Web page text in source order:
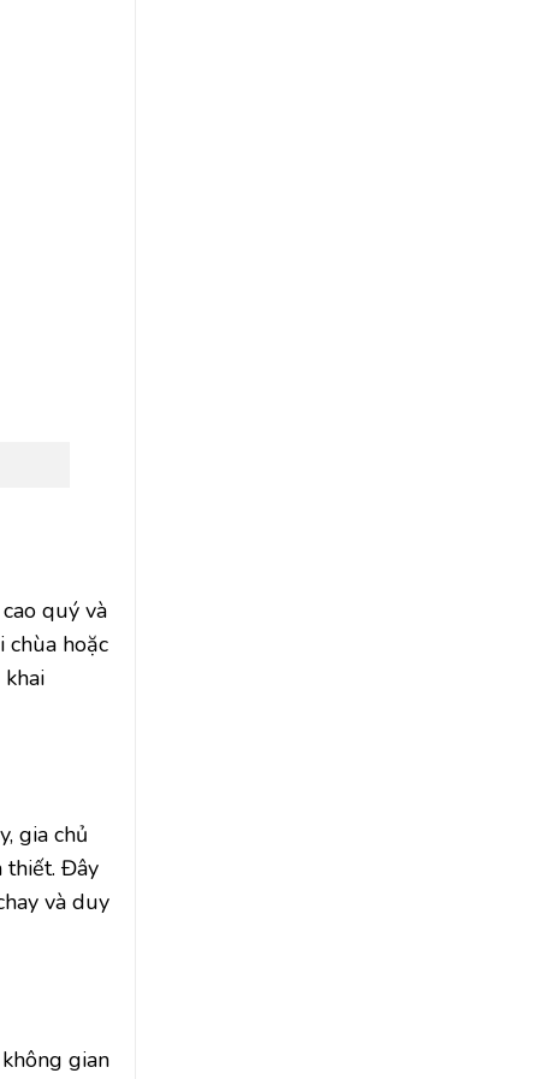
quý và
chùa hoặc
gia chủ
thiết. Đây
và duy
gian